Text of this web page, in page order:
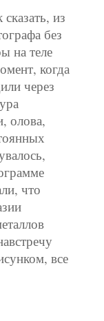
из
без
на теле
когда
через
олова,
что
все